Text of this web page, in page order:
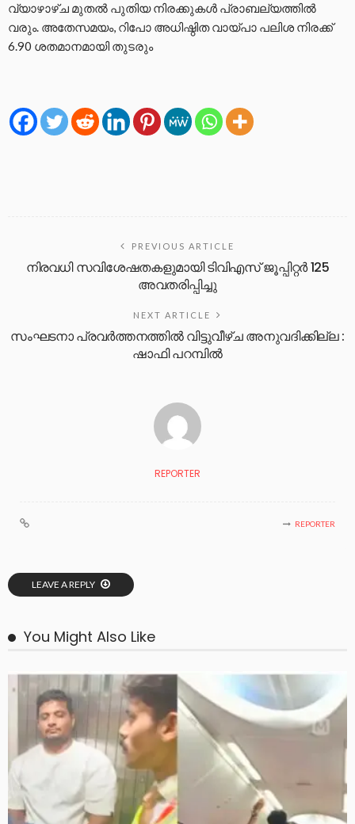
വ്യാഴാഴ്ച മുതൽ പുതിയ നിരക്കുകൾ പ്രാബല്യത്തിൽ
വരും. അതേസമയം, റിപോ അധിഷ്ഠിത വായ്പാ പലിശ നിരക്ക്
6.90 ശതമാനമായി തുടരും
PREVIOUS ARTICLE
നിരവധി സവിശേഷതകളുമായി ടിവിഎസ് ജൂപ്പിറ്റര്‍ 125
അവതരിപ്പിച്ചു
NEXT ARTICLE
സംഘടനാ പ്രവർത്തനത്തിൽ വിട്ടുവീഴ്ച അനുവദിക്കില്ല :
ഷാഫി പറമ്പിൽ
REPORTER
REPORTER
LEAVE A REPLY
You Might Also Like